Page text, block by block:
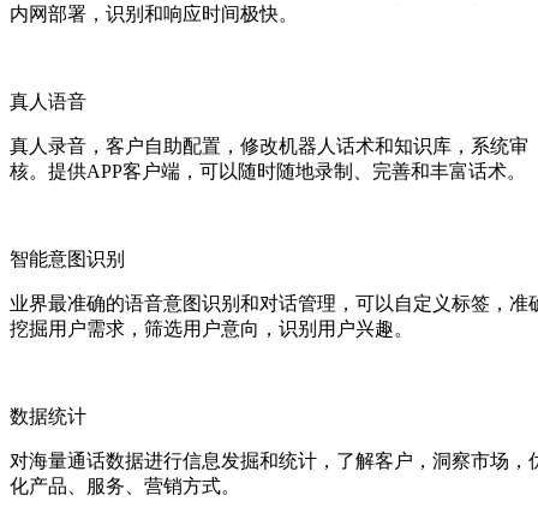
内网部署，识别和响应时间极快。
真人语音
真人录音，客户自助配置，修改机器人话术和知识库，系统审
核。提供APP客户端，可以随时随地录制、完善和丰富话术。
智能意图识别
业界最准确的语音意图识别和对话管理，可以自定义标签，准
挖掘用户需求，筛选用户意向，识别用户兴趣。
数据统计
对海量通话数据进行信息发掘和统计，了解客户，洞察市场，
化产品、服务、营销方式。